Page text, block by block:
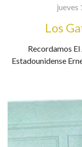
jueves
Los
Recordamos
Estadounidense